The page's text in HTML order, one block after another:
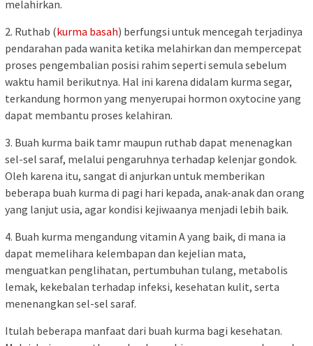
melahirkan.
2. Ruthab (kurma basah) berfungsi untuk mencegah terjadinya
pendarahan pada wanita ketika melahirkan dan mempercepat
proses pengembalian posisi rahim seperti semula sebelum
waktu hamil berikutnya. Hal ini karena didalam kurma segar,
terkandung hormon yang menyerupai hormon oxytocine yang
dapat membantu proses kelahiran.
3. Buah kurma baik tamr maupun ruthab dapat menenagkan
sel-sel saraf, melalui pengaruhnya terhadap kelenjar gondok.
Oleh karena itu, sangat di anjurkan untuk memberikan
beberapa buah kurma di pagi hari kepada, anak-anak dan orang
yang lanjut usia, agar kondisi kejiwaanya menjadi lebih baik.
4. Buah kurma mengandung vitamin A yang baik, di mana ia
dapat memelihara kelembapan dan kejelian mata,
menguatkan penglihatan, pertumbuhan tulang, metabolis
lemak, kekebalan terhadap infeksi, kesehatan kulit, serta
menenangkan sel-sel saraf.
Itulah beberapa manfaat dari buah kurma bagi kesehatan.